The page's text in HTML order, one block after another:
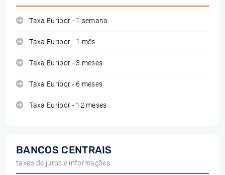
Taxa Euribor - 1 semana
Taxa Euribor - 1 mês
Taxa Euribor - 3 meses
Taxa Euribor - 6 meses
Taxa Euribor - 12 meses
BANCOS CENTRAIS
taxas de juros e informações